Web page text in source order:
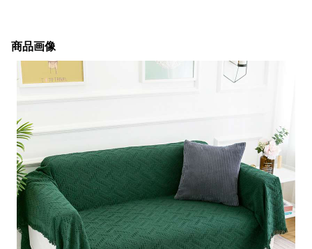
商品画像